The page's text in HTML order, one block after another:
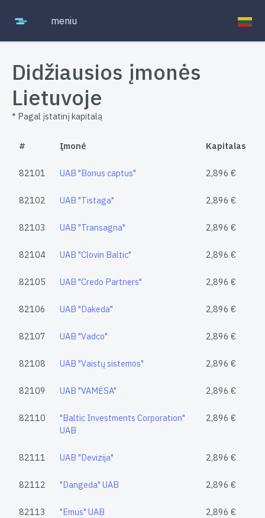
meniu
Didžiausios įmonės
Lietuvoje
* Pagal įstatinį kapitalą
# Įmonė Kapitalas
82101 UAB "Bonus captus" 2,896 €
82102 UAB "Tistaga" 2,896 €
82103 UAB "Transagna" 2,896 €
82104 UAB "Clovin Baltic" 2,896 €
82105 UAB "Credo Partners" 2,896 €
82106 UAB "Dakeda" 2,896 €
82107 UAB "Vadco" 2,896 €
82108 UAB "Vaistų sistemos" 2,896 €
82109 UAB "VAMĖSA" 2,896 €
82110
"Baltic Investments Corporation"
UAB
2,896 €
82111 UAB "Devizija" 2,896 €
82112 "Dangeda" UAB 2,896 €
82113 "Emus" UAB 2,896 €